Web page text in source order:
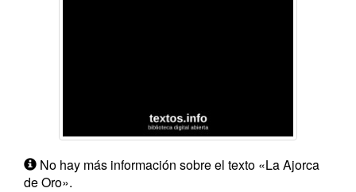
No hay más información sobre el texto «La Ajorca
de Oro».